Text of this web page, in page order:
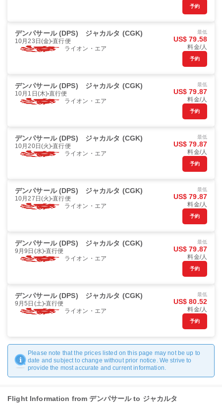
予約
デンパサール (DPS) ジャカルタ (CGK)
10月23日(金) 直行便
ライオン・エア
最低
US$ 79.58
料金/人
予約
デンパサール (DPS) ジャカルタ (CGK)
10月1日(木) 直行便
ライオン・エア
最低
US$ 79.87
料金/人
予約
デンパサール (DPS) ジャカルタ (CGK)
10月20日(火) 直行便
ライオン・エア
最低
US$ 79.87
料金/人
予約
デンパサール (DPS) ジャカルタ (CGK)
10月27日(火) 直行便
ライオン・エア
最低
US$ 79.87
料金/人
予約
デンパサール (DPS) ジャカルタ (CGK)
9月9日(水) 直行便
ライオン・エア
最低
US$ 79.87
料金/人
予約
デンパサール (DPS) ジャカルタ (CGK)
9月5日(土) 直行便
ライオン・エア
最低
US$ 80.52
料金/人
予約
Please note that the prices listed on this page may not be up to
date and subject to change without prior notice. We strive to
provide the most accurate and current information.
Flight Information from デンパサール to ジャカルタ